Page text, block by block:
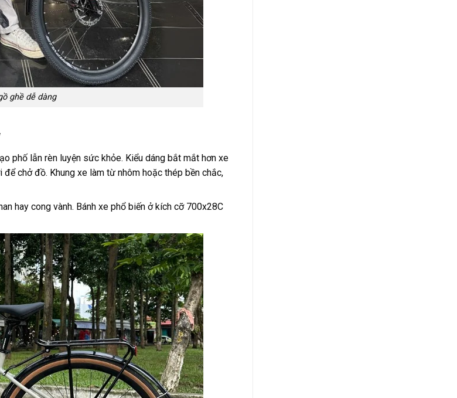
ghề dễ dàng
phố lẫn rèn luyện sức khỏe. Kiểu dáng bắt mắt hơn xe
chở đồ. Khung xe làm từ nhôm hoặc thép bền chắc,
hay cong vành. Bánh xe phổ biến ở kích cỡ 700x28C